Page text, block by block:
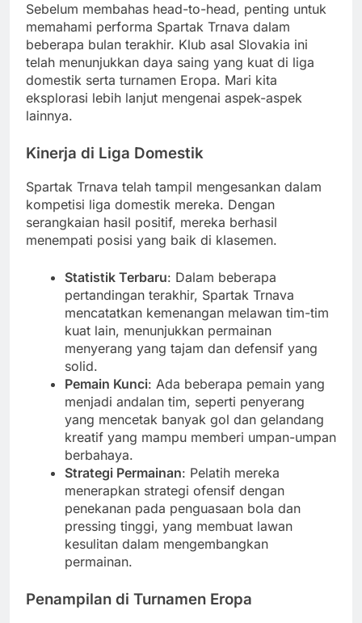
Sebelum membahas head-to-head, penting untuk
memahami performa Spartak Trnava dalam
beberapa bulan terakhir. Klub asal Slovakia ini
telah menunjukkan daya saing yang kuat di liga
domestik serta turnamen Eropa. Mari kita
eksplorasi lebih lanjut mengenai aspek-aspek
lainnya.
Kinerja di Liga Domestik
Spartak Trnava telah tampil mengesankan dalam
kompetisi liga domestik mereka. Dengan
serangkaian hasil positif, mereka berhasil
menempati posisi yang baik di klasemen.
Statistik Terbaru: Dalam beberapa
pertandingan terakhir, Spartak Trnava
mencatatkan kemenangan melawan tim-tim
kuat lain, menunjukkan permainan
menyerang yang tajam dan defensif yang
solid.
Pemain Kunci: Ada beberapa pemain yang
menjadi andalan tim, seperti penyerang
yang mencetak banyak gol dan gelandang
kreatif yang mampu memberi umpan-umpan
berbahaya.
Strategi Permainan: Pelatih mereka
menerapkan strategi ofensif dengan
penekanan pada penguasaan bola dan
pressing tinggi, yang membuat lawan
kesulitan dalam mengembangkan
permainan.
Penampilan di Turnamen Eropa